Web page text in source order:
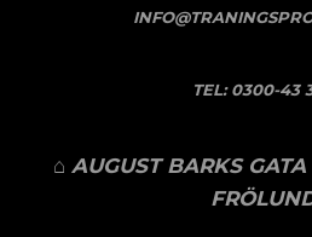
TEL:0300-43
⌂ AUGUST BARKS GATA